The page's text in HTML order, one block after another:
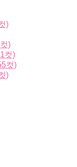
)
)
컷)
컷)
)